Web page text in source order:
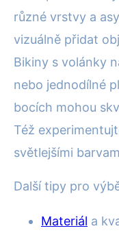
různé vrstvy a
vizuálně přidat
Bikiny s volánky
nebo jednodílné
bocích mohou
Též
světlejšími
Další tipy pro
Materiál a